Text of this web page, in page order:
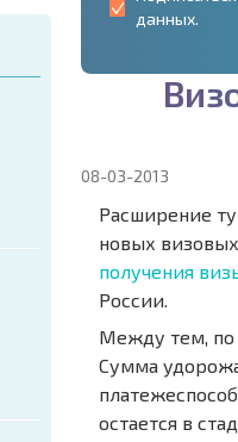
данных.
Виз
08-03-2013
Расширение
новых
получения
России.
Между тем, по
Сумма
остается в